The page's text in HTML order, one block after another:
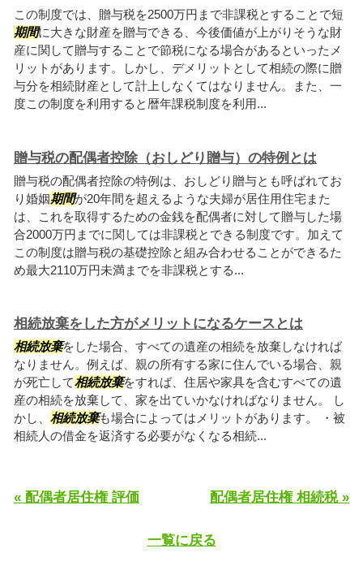
この制度では、贈与税を2500万円まで非課税とすることで短
期間に大きな財産を贈与できる、今後価値が上がりそうな財
産に関して贈与することで節税になる場合があるといったメ
リットがあります。しかし、デメリットとして相続の際に贈
与分を相続財産として計上しなくてはなりません。また、一
度この制度を利用すると暦年課税制度を利用...
贈与税の配偶者控除（おしどり贈与）の特例とは
贈与税の配偶者控除の特例は、おしどり贈与とも呼ばれてお
り婚姻期間が20年間を超えるような夫婦が居住用住宅また
は、これを取得するための金銭を配偶者に対して贈与した場
合2000万円までに関しては非課税とできる制度です。加えて
この制度は贈与税の基礎控除と組み合わせることができるた
め最大2110万円未満までを非課税とする...
相続放棄をした方がメリットになるケースとは
相続放棄をした場合、すべての遺産の相続を放棄しなければ
なりません。例えば、親の所有する家に住んでいる場合、親
が死亡して相続放棄をすれば、住居や家具を含むすべての遺
産の相続を放棄して、家を出ていかなければなりません。 し
かし、 相続放棄も場合によってはメリットがあります。 ・被
相続人の借金を返済する必要がなくなる相続...
« 配偶者居住権 評価 配偶者居住権 相続税 »
一覧に戻る